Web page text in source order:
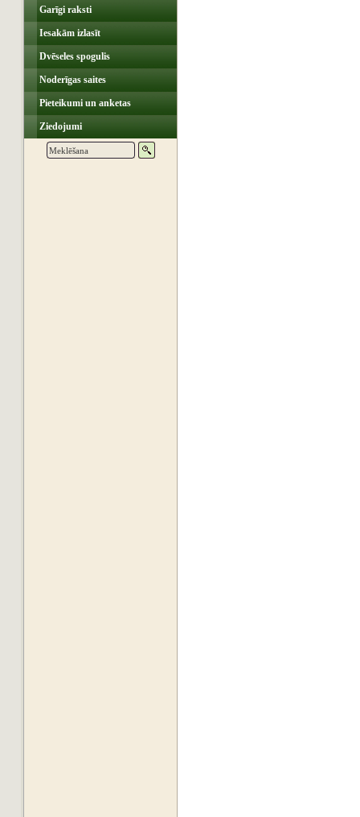
Garīgi raksti
Iesakām izlasīt
Dvēseles spogulis
Noderīgas saites
Pieteikumi un anketas
Ziedojumi